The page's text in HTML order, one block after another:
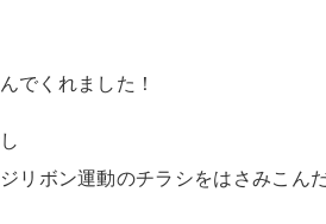
でくれました！
リボン運動のチラシをはさみこん